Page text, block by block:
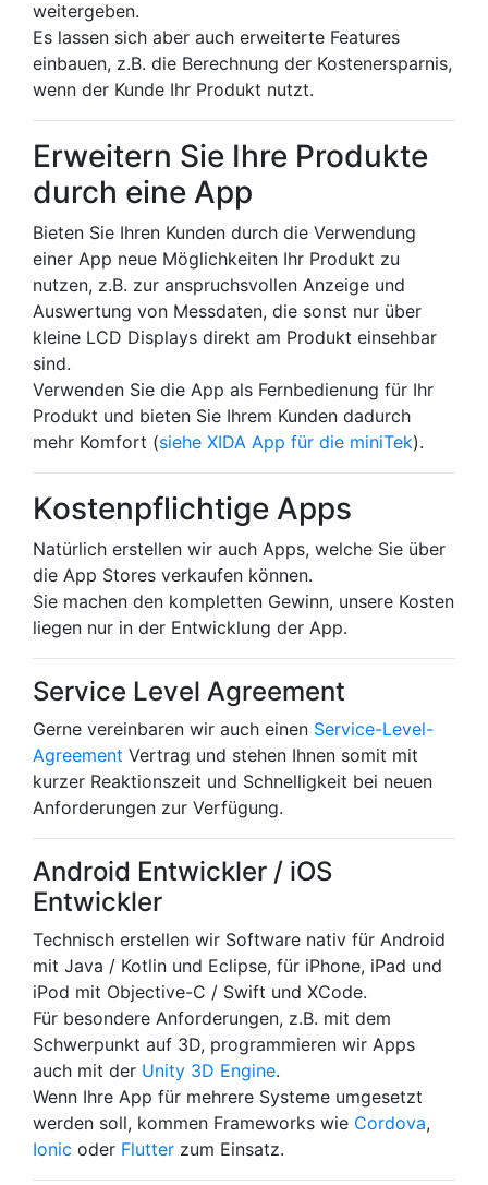
weitergeben.
Es lassen sich aber auch erweiterte Features
einbauen, z.B. die Berechnung der Kostenersparnis,
wenn der Kunde Ihr Produkt nutzt.
Erweitern Sie Ihre Produkte
durch eine App
Bieten Sie Ihren Kunden durch die Verwendung
einer App neue Möglichkeiten Ihr Produkt zu
nutzen, z.B. zur anspruchsvollen Anzeige und
Auswertung von Messdaten, die sonst nur über
kleine LCD Displays direkt am Produkt einsehbar
sind.
Verwenden Sie die App als Fernbedienung für Ihr
Produkt und bieten Sie Ihrem Kunden dadurch
mehr Komfort (siehe XIDA App für die miniTek).
Kostenpflichtige Apps
Natürlich erstellen wir auch Apps, welche Sie über
die App Stores verkaufen können.
Sie machen den kompletten Gewinn, unsere Kosten
liegen nur in der Entwicklung der App.
Service Level Agreement
Gerne vereinbaren wir auch einen Service-Level-
Agreement Vertrag und stehen Ihnen somit mit
kurzer Reaktionszeit und Schnelligkeit bei neuen
Anforderungen zur Verfügung.
Android Entwickler / iOS
Entwickler
Technisch erstellen wir Software nativ für Android
mit Java / Kotlin und Eclipse, für iPhone, iPad und
iPod mit Objective-C / Swift und XCode.
Für besondere Anforderungen, z.B. mit dem
Schwerpunkt auf 3D, programmieren wir Apps
auch mit der Unity 3D Engine.
Wenn Ihre App für mehrere Systeme umgesetzt
werden soll, kommen Frameworks wie Cordova,
Ionic oder Flutter zum Einsatz.